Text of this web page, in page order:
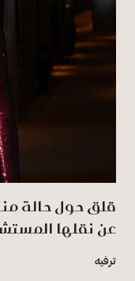
قلق حول حالة
عن نقلها
ترفيه